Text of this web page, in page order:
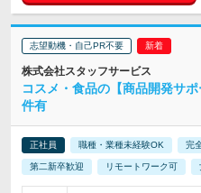
志望動機・自己PR不要
株式会社スタッフサービス
コスメ・食品の【商品開発サ
件有
正社員 職種・業種未経験OK 完
第二新卒歓迎 リモートワーク可